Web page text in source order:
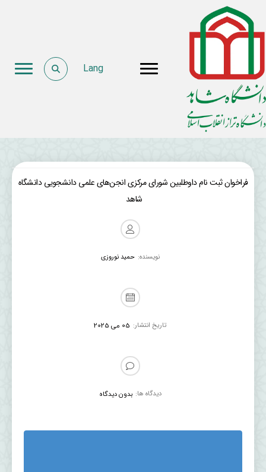
Lang
‏فراخوان ثبت نام داوطلبین شورای مرکزی انجن‌های علمی دانشجویی دانشگاه
شاهد
نویسنده: حمید نوروزی
تاریخ انتشار: 05 می 2025
دیدگاه ها: بدون دیدگاه